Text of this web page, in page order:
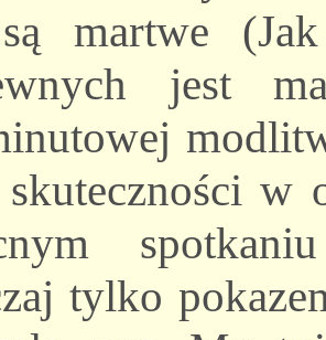
martwe
jest
w
tylko